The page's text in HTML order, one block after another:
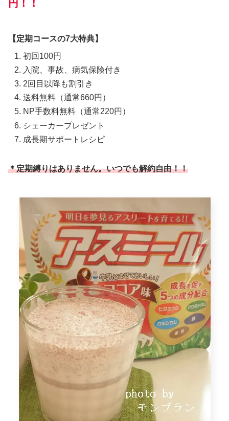
円！！
【定期コースの7大特典】
初回100円
入院、事故、病気保険付き
2回目以降も割引き
送料無料（通常660円）
NP手数料無料（通常220円）
シェーカープレゼント
成長期サポートレシピ
＊定期縛りはありません。いつでも解約自由！！